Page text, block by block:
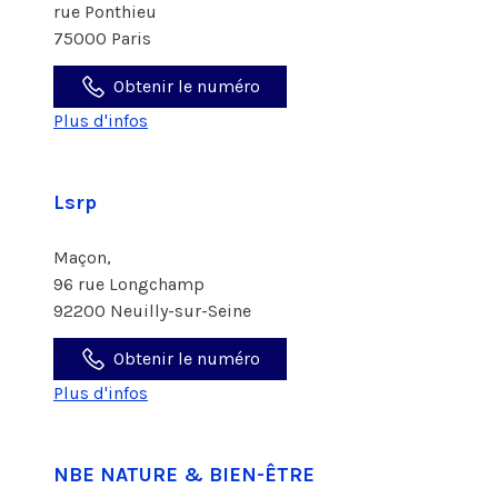
rue Ponthieu
75000 Paris
Obtenir le numéro
Plus d'infos
Lsrp
Maçon,
96 rue Longchamp
92200 Neuilly-sur-Seine
Obtenir le numéro
Plus d'infos
NBE NATURE & BIEN-ÊTRE